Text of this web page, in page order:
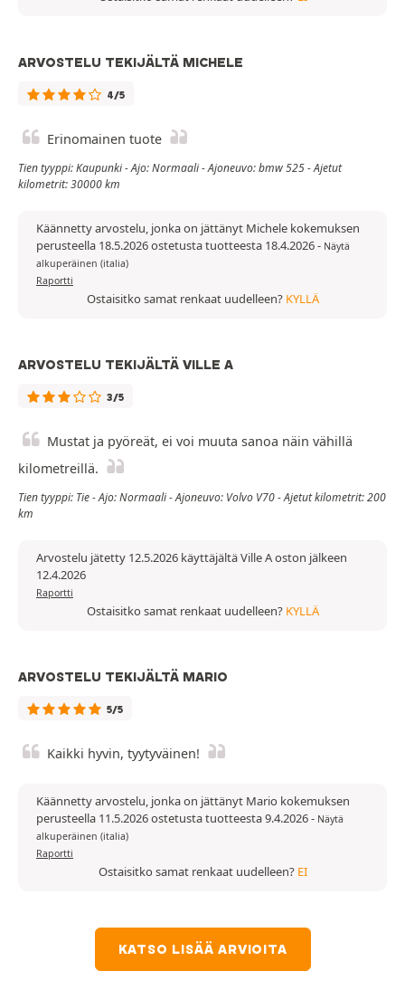
ARVOSTELU TEKIJÄLTÄ MICHELE
4/5
Erinomainen tuote
Tien tyyppi: Kaupunki - Ajo: Normaali - Ajoneuvo: bmw 525 - Ajetut
kilometrit: 30000 km
Käännetty arvostelu, jonka on jättänyt Michele kokemuksen
perusteella 18.5.2026 ostetusta tuotteesta 18.4.2026- Näytä
alkuperäinen (italia)
Raportti
Ostaisitko samat renkaat uudelleen? KYLLÄ
ARVOSTELU TEKIJÄLTÄ VILLE A
3/5
Mustat ja pyöreät, ei voi muuta sanoa näin vähillä
kilometreillä.
Tien tyyppi: Tie - Ajo: Normaali - Ajoneuvo: Volvo V70 - Ajetut kilometrit: 200
km
Arvostelu jätetty 12.5.2026 käyttäjältä Ville A oston jälkeen
12.4.2026
Raportti
Ostaisitko samat renkaat uudelleen? KYLLÄ
ARVOSTELU TEKIJÄLTÄ MARIO
5/5
Kaikki hyvin, tyytyväinen!
Käännetty arvostelu, jonka on jättänyt Mario kokemuksen
perusteella 11.5.2026 ostetusta tuotteesta 9.4.2026- Näytä
alkuperäinen (italia)
Raportti
Ostaisitko samat renkaat uudelleen? EI
KATSO LISÄÄ ARVIOITA